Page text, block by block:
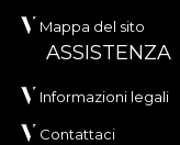
Mappa del sito
ASSISTENZA
Informazioni legali
Contattaci